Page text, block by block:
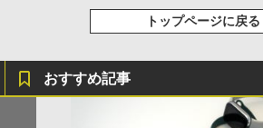
トップページに戻る
おすすめ記事